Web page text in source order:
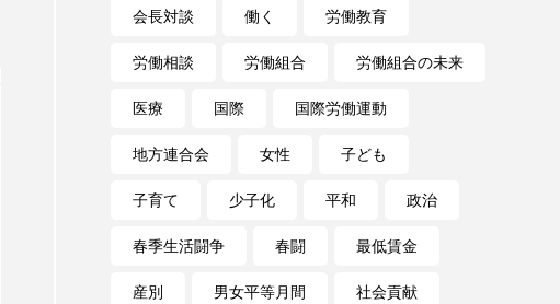
会長対談 働く 労働教育
労働相談 労働組合 労働組合の未来
医療 国際 国際労働運動
地方連合会 女性 子ども
子育て 少子化 平和 政治
春季生活闘争 春闘 最低賃金
産別 男女平等月間 社会貢献